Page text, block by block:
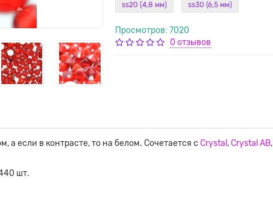
ss20 (4,8 мм) ss30 (6,5 мм)
Просмотров: 7020
0 отзывов
а если в контрасте, то на белом. Сочетается с Crystal ,Crystal AB,
шт.